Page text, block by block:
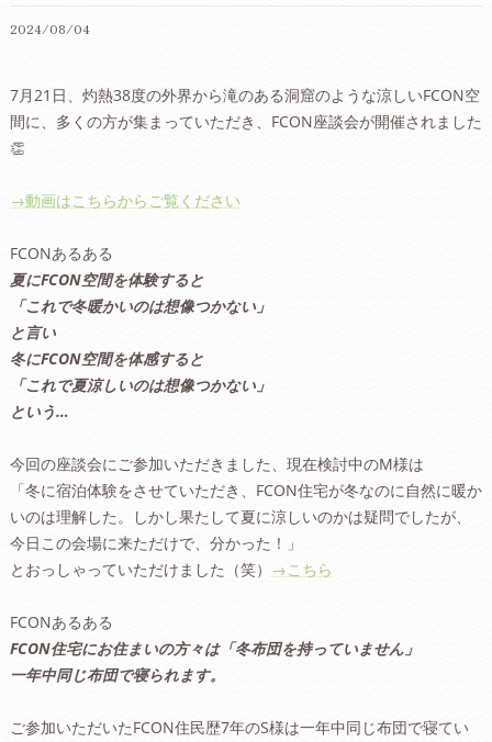
2024/08/04
7月21日、灼熱38度の外界から滝のある洞窟のような涼しいFCON空
間に、多くの方が集まっていただき、FCON座談会が開催されました
👏
→動画はこちらからご覧ください
FCONあるある
夏にFCON空間を体験すると
「これで冬暖かいのは想像つかない」
と言い
冬にFCON空間を体感すると
「これで夏涼しいのは想像つかない」
という…
今回の座談会にご参加いただきました、現在検討中のM様は
「冬に宿泊体験をさせていただき、FCON住宅が冬なのに自然に暖か
いのは理解した。しかし果たして夏に涼しいのかは疑問でしたが、
今日この会場に来ただけで、分かった！」
とおっしゃっていただけました（笑） →こちら
FCONあるある
FCON住宅にお住まいの方々は「冬布団を持っていません」
一年中同じ布団で寝られます。
ご参加いただいたFCON住民歴7年のS様は一年中同じ布団で寝てい